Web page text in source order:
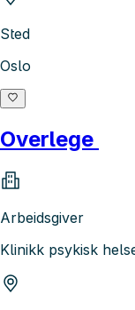
Sted
Oslo
Overlege
Arbeidsgiver
Klinikk psykisk